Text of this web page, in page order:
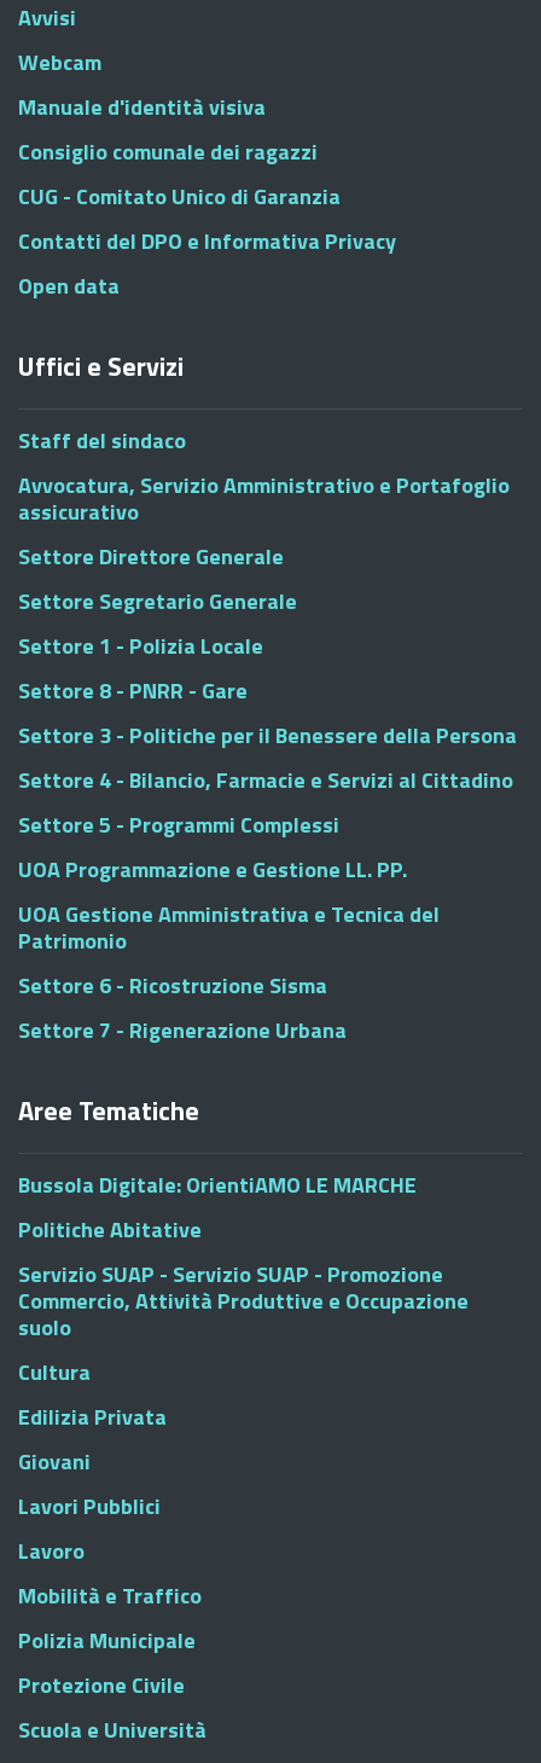
Avvisi
Webcam
Manuale d'identità visiva
Consiglio comunale dei ragazzi
CUG - Comitato Unico di Garanzia
Contatti del DPO e Informativa Privacy
Open data
Uffici e Servizi
Staff del sindaco
Avvocatura, Servizio Amministrativo e Portafoglio
assicurativo
Settore Direttore Generale
Settore Segretario Generale
Settore 1 - Polizia Locale
Settore 8 - PNRR - Gare
Settore 3 - Politiche per il Benessere della Persona
Settore 4 - Bilancio, Farmacie e Servizi al Cittadino
Settore 5 - Programmi Complessi
UOA Programmazione e Gestione LL. PP.
UOA Gestione Amministrativa e Tecnica del
Patrimonio
Settore 6 - Ricostruzione Sisma
Settore 7 - Rigenerazione Urbana
Aree Tematiche
Bussola Digitale: OrientiAMO LE MARCHE
Politiche Abitative
Servizio SUAP - Servizio SUAP - Promozione
Commercio, Attività Produttive e Occupazione
suolo
Cultura
Edilizia Privata
Giovani
Lavori Pubblici
Lavoro
Mobilità e Traffico
Polizia Municipale
Protezione Civile
Scuola e Università